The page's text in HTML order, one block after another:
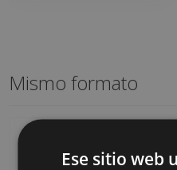
Mismo formato
Ese sitio web